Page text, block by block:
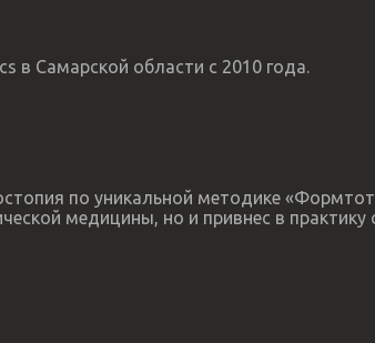
в Самарской области с 2010 года.
по уникальной методике
медицины, но и привнес в